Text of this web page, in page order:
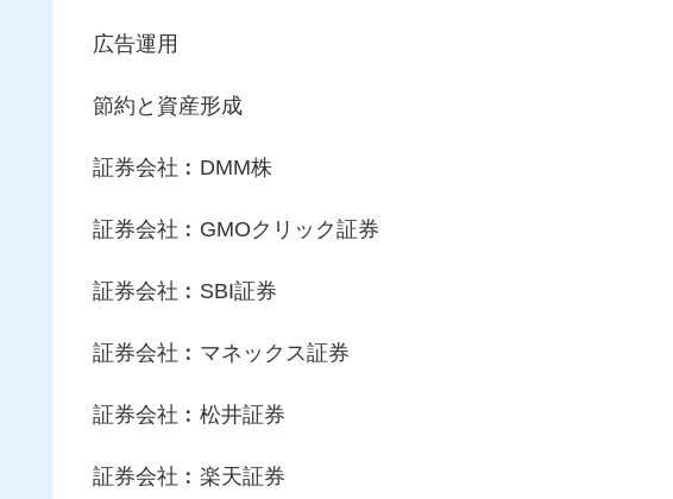
広告運用
節約と資産形成
証券会社︰DMM株
証券会社︰GMOクリック証券
証券会社︰SBI証券
証券会社︰マネックス証券
証券会社︰松井証券
証券会社︰楽天証券